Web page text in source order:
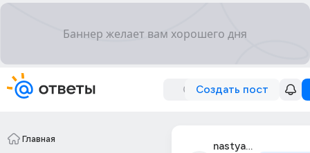
Создать пост
Главная
nastya_filya